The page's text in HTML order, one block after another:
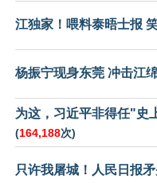
江独家！喂料泰晤士报
杨振宁现身东莞 冲击江
为这，习近平非得任"史
(164,188次)
只许我屠城！人民日报